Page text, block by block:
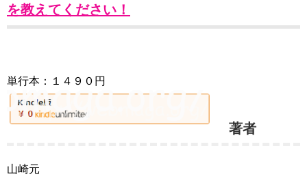
を教えてください！
単行本：１４９０円
著者
山崎元